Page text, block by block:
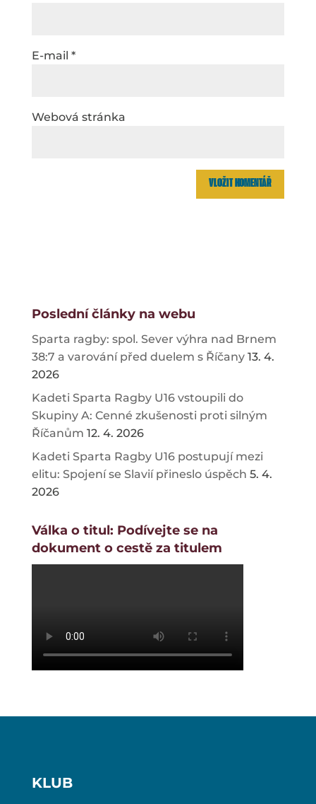
E-mail *
Webová stránka
Poslední články na webu
Sparta ragby: spol. Sever výhra nad Brnem
38:7 a varování před duelem s Říčany 13. 4.
2026
Kadeti Sparta Ragby U16 vstoupili do
Skupiny A: Cenné zkušenosti proti silným
Říčanům 12. 4. 2026
Kadeti Sparta Ragby U16 postupují mezi
elitu: Spojení se Slavií přineslo úspěch 5. 4.
2026
Válka o titul: Podívejte se na
dokument o cestě za titulem
KLUB